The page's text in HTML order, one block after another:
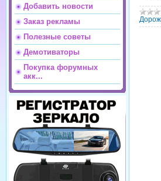
Добавить новости
Заказ рекламы
Полезные советы
Демотиваторы
Покупка форумных
акк...